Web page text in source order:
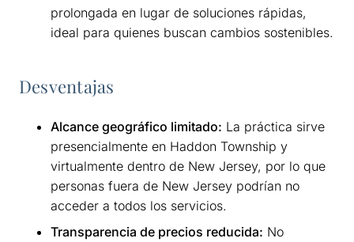
prolongada en lugar de soluciones rápidas,
ideal para quienes buscan cambios sostenibles.
Desventajas
Alcance geográfico limitado: La práctica sirve
presencialmente en Haddon Township y
virtualmente dentro de New Jersey, por lo que
personas fuera de New Jersey podrían no
acceder a todos los servicios.
Transparencia de precios reducida: No